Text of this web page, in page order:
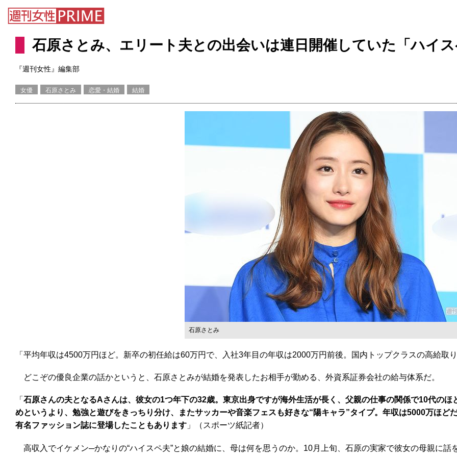
石原さとみ、エリート夫との出会いは連日開催していた「ハイ
『週刊女性』編集部
女優 石原さとみ 恋愛・結婚 結婚
石原さとみ
「平均年収は4500万円ほど。新卒の初任給は60万円で、入社3年目の年収は2000万円前後。国内トップクラスの高給取
どこぞの優良企業の話かというと、石原さとみが結婚を発表したお相手が勤める、外資系証券会社の給与体系だ。
「 石原さんの夫となるAさんは、彼女の1つ年下の32歳。東京出身ですが海外生活が長く、父親の仕事の関係で10代の
めというより、勉強と遊びをきっちり分け、またサッカーや音楽フェスも好きな“陽キャラ”タイプ。年収は5000万ほど
有名ファッション誌に登場したこともあります 」（スポーツ紙記者）
高収入でイケメン─かなりの“ハイスペ夫”と娘の結婚に、母は何を思うのか。10月上旬、石原の実家で彼女の母親に話